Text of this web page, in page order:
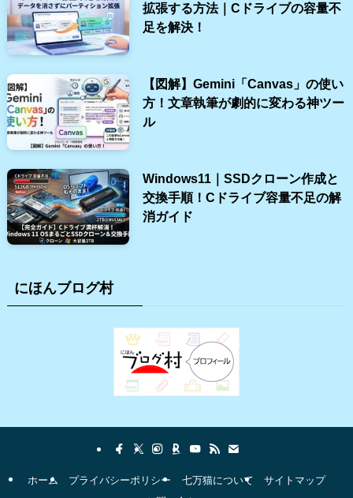
拡張する方法｜Cドライブの容量不
足を解決！
【図解】Gemini「Canvas」の使い
方！文章執筆が劇的に変わる神ツー
ル
Windows11｜SSDクローン作成と
交換手順！Cドライブ容量不足の解
消ガイド
にほんブログ村
ホーム プライバシーポリシー 七万猫について
サイトマップ